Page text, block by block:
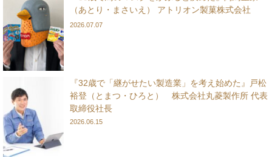
（あとり・まさいえ） アトリオン製菓株式会社
2026.07.07
『32歳で「継がせたい製造業」を考え始めた』戸松
裕登（とまつ・ひろと） 株式会社丸菱製作所 代表
取締役社長
2026.06.15